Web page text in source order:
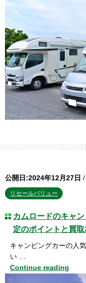
公開日:2024年12月27日 /
リセールバリュー
カムロードのキャ
定のポイントと買
キャンピングカーの人
い …
Continue reading